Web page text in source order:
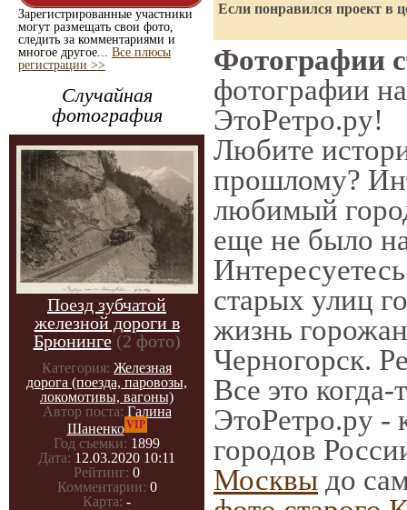
Зарегистрированные участники
могут размещать свои фото,
следить за комментариями и
многое другое... Все плюсы
регистрации >>
Случайная
фотография
Поезд зубчатой
железной дороги в
Брюнинге (2 фото)
Категория: Железная
дорога (поезда, паровозы,
локомотивы, вагоны)
Автор поста: Галина
ШаненкоVIP
Год съемки: 1899
Дата: 12.03.2020 10:11
Рейтинг: 0
Комментарии: 0
Карта: -
Если понравился проект в
Фотографии
фотографии
ЭтоРетро.ру!
Любите
прошлому?
любимый
еще не было
старых улиц
жизнь
Черногорск.
Все это
ЭтоРетро.ру -
городов
Москвы до